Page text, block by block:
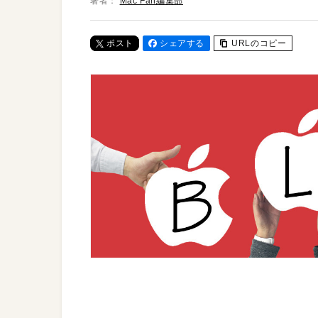
ポスト シェアする URLのコピー